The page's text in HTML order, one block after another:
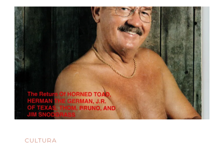
Capitalino
Y
La
Noticia
Como
Espectáculo
CULTURA